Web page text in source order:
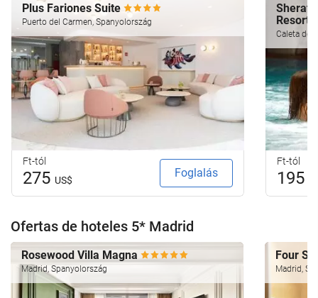
Plus Fariones Suite
Puerto del Carmen, Spanyolország
Ft-tól
275 US$
Foglalás
Resort
Caleta de
Ft-tól
195
Ofertas de hoteles 5* Madrid
Rosewood Villa Magna
Madrid, Spanyolország
Four
Madrid,